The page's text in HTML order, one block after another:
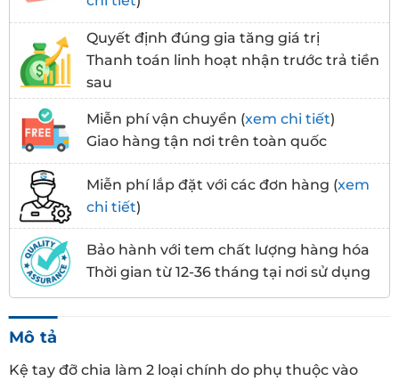
Quyết định đúng gia tăng giá trị
Thanh toán linh hoạt nhận trước trả tiền
sau
Miễn phí vận chuyển (xem chi tiết)
Giao hàng tận nơi trên toàn quốc
Miễn phí lắp đặt với các đơn hàng (xem
chi tiết)
Bảo hành với tem chất lượng hàng hóa
Thời gian từ 12-36 tháng tại nơi sử dụng
Mô tả
Kệ tay đỡ chia làm 2 loại chính do phụ thuộc vào